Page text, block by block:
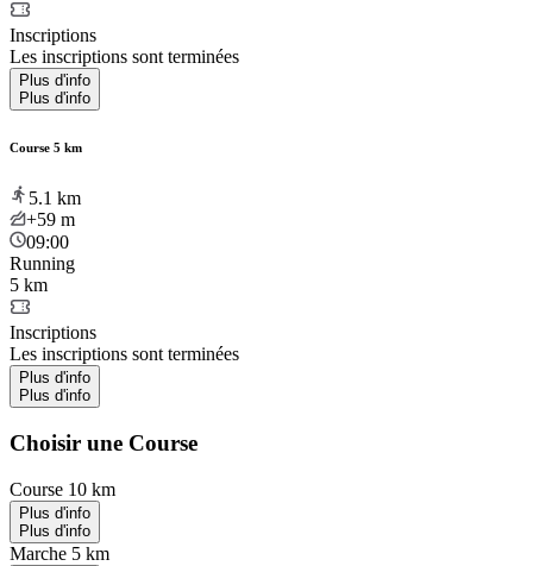
Inscriptions
Les inscriptions sont terminées
Plus d'info
Plus d'info
Course 5 km
5.1 km
+59 m
09:00
Running
5 km
Inscriptions
Les inscriptions sont terminées
Plus d'info
Plus d'info
Choisir une Course
Course 10 km
Plus d'info
Plus d'info
Marche 5 km